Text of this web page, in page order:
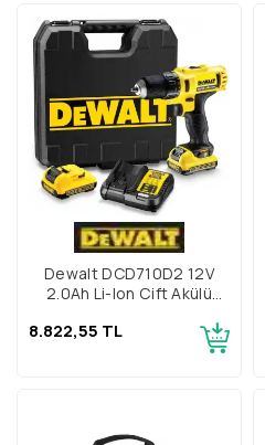
Dewalt DCD710D2 12V
2.0Ah Li-Ion Çift Akülü
8.822,55 TL